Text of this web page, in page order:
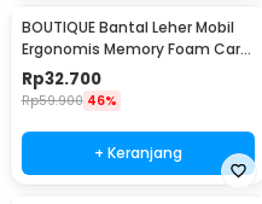
BOUTIQUE Bantal Leher Mobil
Ergonomis Memory Foam Car
Headrest Pillow - CAR247
Rp32.700
Rp59.900 46%
+ Keranjang